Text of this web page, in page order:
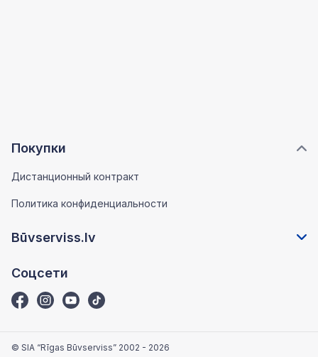
Покупки
Дистанционный контракт
Политика конфиденциальности
Būvserviss.lv
Соцсети
© SIA “Rīgas Būvserviss” 2002 - 2026